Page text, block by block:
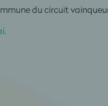
du circuit